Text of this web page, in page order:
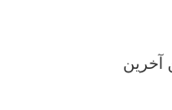
آخرين